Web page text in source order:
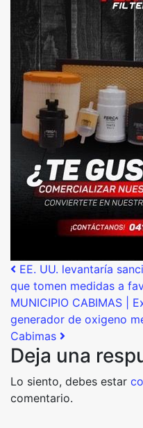
Post
EE. UU. levantaría
que tomen medidas a
MUNICIPIO CABIMAS |
generador de oxigeno
Cabimas
Deja una
Lo siento, debes estar
comentario.